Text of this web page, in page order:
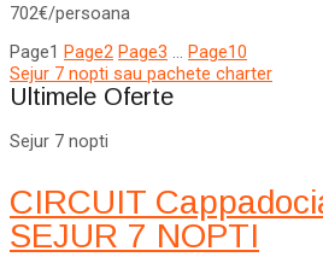
702€/persoana
Page1 Page2 Page3 … Page10
Sejur 7 nopti sau pachete charter
Ultimele Oferte
Sejur 7 nopti
CIRCUIT
SEJUR 7 NOPTI